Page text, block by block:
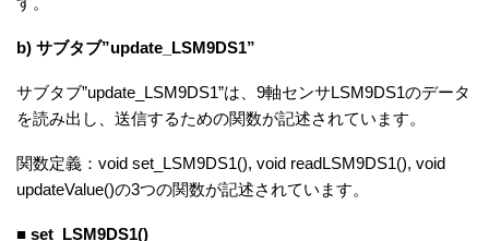
b) サブタブ”update_LSM9DS1”
サブタブ”update_LSM9DS1”は、9軸センサLSM9DS1のデータ
を読み出し、送信するための関数が記述されています。
関数定義：void set_LSM9DS1(), void readLSM9DS1(), void
updateValue()の3つの関数が記述されています。
■ set_LSM9DS1()